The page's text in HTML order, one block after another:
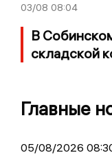
03/08 08:04
В
складской
Главные
05/08/2026